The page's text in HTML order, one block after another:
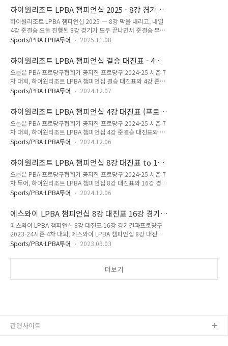
김보미가 0.765, 히다가 0.800으로 기록되었지만, 김보미 선수
는 세트 운..
프로 무대인 만큼, 이번 16강 역시 예상치 못한 반전과 강자들의
저력이 동시에 드러난 경기였습니다. 특히 5전 3선승제 세트제
라는 LPBA 고유 포맷에서 선수들의 집중력과 순간 폭발력이 승
부를 갈랐습니다.하림 LPBA 챔피언십 2025 16강 경기결과 먼
저 가장 눈길을 끈 경기는 김민아 vs 한지은 경기였습니다. 김민
이번 경기에서도 특유의 안정감을 바탕으로 3대 2 승리를 ..
하이원리조트 LPBA 챔피언십 2025 - 8강 경기결
과 4강 대진표 총정리
하이원리조트 LPBA 챔피언십 2025 ― 8강 막을 내리고, 내일
4강 준결승 오늘 진행된 8강 경기가 모두 끝나면서 준결승 무대
가 윤곽을 드러냈습니다. 베테랑과 신예가 뒤섞인 한판 대결 속
보미·임정숙·이우경 네 선수가 4강 티켓을 손에 넣었습니다. 하
이원리조트 LPBA 챔피언십 8강 경기결과(2025)먼저 T1 테이
블에서 열린 장가연과 임정숙의 경기는 풀세트 끝에 임정숙이 승
리합니다. 장가연이 중반 뒷심을 발휘해 경기를 2대2로 끌고 갔
지만, 마지막 세트에서 임정숙이 수비와 연결을 안정적으로 풀어
이어 T2 테이블에서는 이우경이 송민지를 상대로 세트 스코어 3
대0 완승을 거둡니다..
Sports/PBA-LPBA투어 2025.11.08
하이원리조트 LPBA 챔피언십 결승 대진표 - 4강
경기결과 (프로당구 2024-25)
오늘은 PBA 프로당구협회가 공지한 프로당구 2024-25 시즌 7
차 대회, 하이원리조트 LPBA 챔피언십 결승 대진표와 4강 준결
승 경기결과를 정리했습니다. 결론적으로 하이원리조트 LPBA
며 12월 8일 밤 10시 부터 TV 중계방송됩니다. PBA LPBA
UMB KBF 당구대회 순위별 상금 - 우승 준우승 8강 16강오늘은
LPBA투어 프로당구 상금 - 총상금, 우승상금, 준우승 8강 16강
32강 64강 상금변화 정보를 정리하였습니다. 더불어 남자 당구
선수들이 참여하는 PBA 투어 상금까지 정리했으며, UMB와
분들은 위에 정리한 PBA LPBA 간 순위별 상금..
Sports/PBA-LPBA투어 2024.12.07
하이원리조트 LPBA 챔피언십 4강 대진표 (프로
당구 2024-25시즌) - 김가영 이미래, 김보미 정보
윤
오늘은 PBA 프로당구협회가 공지한 프로당구 2024-25 시즌 7
차 대회, 하이원리조트 LPBA 챔피언십 4강 준결승 대진표와 8
강 경기결과를 정리했습니다. 특히 본문에는 4강에 진출한 김가
리하였습니다. 한편 올 시즌부터는 여자 프로당구대회의 상금
은 우승 상금뿐 아니라 순위별 상금도 증액이 된 가운데 하이원
리조트 LPBA 챔피언십 8강 경기는 12월 6일 진행되었습니다.
그럼 지금부터 우선 8강 경기결과를 보고, 4강 대진표를 살펴보
겠습니다. ■ 하이원리조트 LPBA 챔피언십 8강 경기결과 하이
김보미 선수가 승리를 하고 4강 준결승 대진표에 이름을 올렸습
니다. 이들 ..
Sports/PBA-LPBA투어 2024.12.06
하이원리조트 LPBA 챔피언십 8강 대진표 to 16
강 경기결과(프로당구 2024-25)
오늘은 PBA 프로당구협회가 공지한 프로당구 2024-25 시즌 7
차 투어, 하이원리조트 LPBA 챔피언십 8강 대진표와 16강 경기
결과를 정리했습니다. 한편 올 시즌부터는 여자 프로당구대회의
상금도 기존 대비 대폭 증액되었습니다. 혹시 프로당구대회 상
금이 궁금하신 분들은 자료 하단에 있는 당구대회 상금 정리 자
료를 참고 바랍니다. 그럼 지금부터 하이원리조트 16강 경기결
과에따른 8강 대진표를 살펴보겠습니다. ■ 하이원리조
트 LPBA 챔피언십 16강 경기결과 하이원리조트 LPBA 챔피언
Sports/PBA-LPBA투어 2024.12.06
에스와이 LPBA 챔피언십 8강 대진표 16강 경기
결과
에스와이 LPBA 챔피언십 8강 대진표 16강 경기결과프로당구
2023-24시즌 4차 대회, 에스와이 LPBA 챔피언십 8강 대진표
16강 경기결과에 대한 정보입니다. 본 내용은 PBA 프로당구협
에스와이 LPBA 챔피언십 16강 경기결과프로당구 2023-24시
Sports/PBA-LPBA투어 2023.09.03
더보기
관련사이트